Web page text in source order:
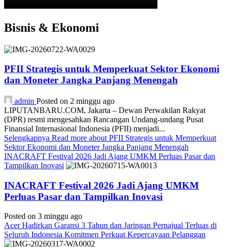
Bisnis & Ekonomi
PFII Strategis untuk Memperkuat Sektor Ekonomi
dan Moneter Jangka Panjang Menengah
admin Posted on 2 minggu ago
LIPUTANBARU.COM, Jakarta – Dewan Perwakilan Rakyat
(DPR) resmi mengesahkan Rancangan Undang-undang Pusat
Finansial Internasional Indonesia (PFII) menjadi...
Selengkapnya Read more about PFII Strategis untuk Memperkuat
Sektor Ekonomi dan Moneter Jangka Panjang Menengah
INACRAFT Festival 2026 Jadi Ajang UMKM Perluas Pasar dan
Tampilkan Inovasi
INACRAFT Festival 2026 Jadi Ajang UMKM
Perluas Pasar dan Tampilkan Inovasi
Posted on 3 minggu ago
Acer Hadirkan Garansi 3 Tahun dan Jaringan Pernajual Terluas di
Seluruh Indonesia Komitmen Perkuat Kepercayaan Pelanggan